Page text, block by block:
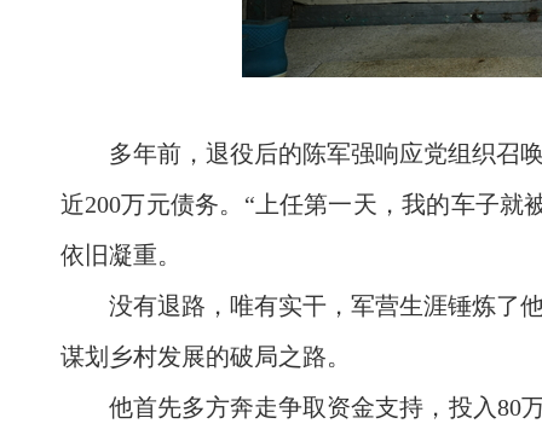
多年前，退役后的陈军强响应党组织召
近200万元债务。“上任第一天，我的车子
依旧凝重。
没有退路，唯有实干，军营生涯锤炼了
谋划乡村发展的破局之路。
他首先多方奔走争取资金支持，投入80